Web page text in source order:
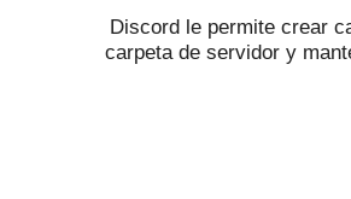
Discord le permite crear
carpeta de servidor y